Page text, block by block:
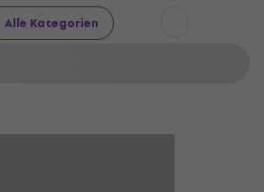
Alle Kategorien